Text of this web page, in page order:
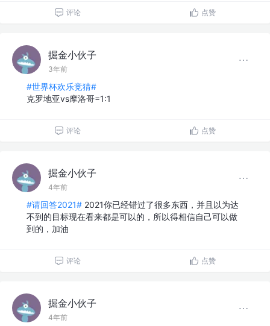
评论 点赞
掘金小伙子
3年前
#世界杯欢乐竞猜#
克罗地亚vs摩洛哥=1:1
评论 点赞
掘金小伙子
4年前
#请回答2021# 2021你已经错过了很多东西，并且以为达
不到的目标现在看来都是可以的，所以得相信自己可以做
到的，加油
评论 点赞
掘金小伙子
4年前